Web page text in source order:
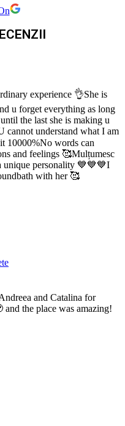
experience 👌She is
u forget everything as long
the last she is making u
cannot understand what I am
10000%No words can
and feelings 🥰Mulțumesc
unique personality 💙💙💙I
with her 🥰
and Catalina for
the place was amazing!